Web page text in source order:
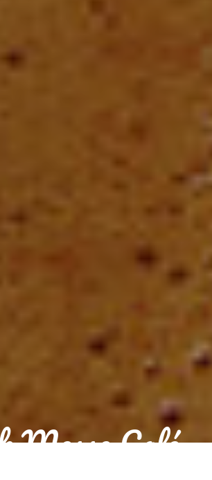
Messe Café